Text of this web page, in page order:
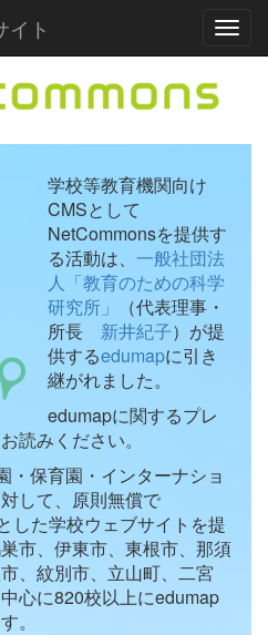
イト
学校等教育機関向け
CMSとして
NetCommonsを提供す
る活動は、 一般社団法
人「教育のための科学
研究所」
（代表理事・
所長 新井紀子）が提
供するedumapに引き
継がれました。
edumapに関するプレ
読みください。
・保育園・インターナショ
して、原則無償で
した学校ウェブサイトを提
市、伊東市、東根市、那須
、紋別市、立山町、二宮
心に820校以上にedumap
。